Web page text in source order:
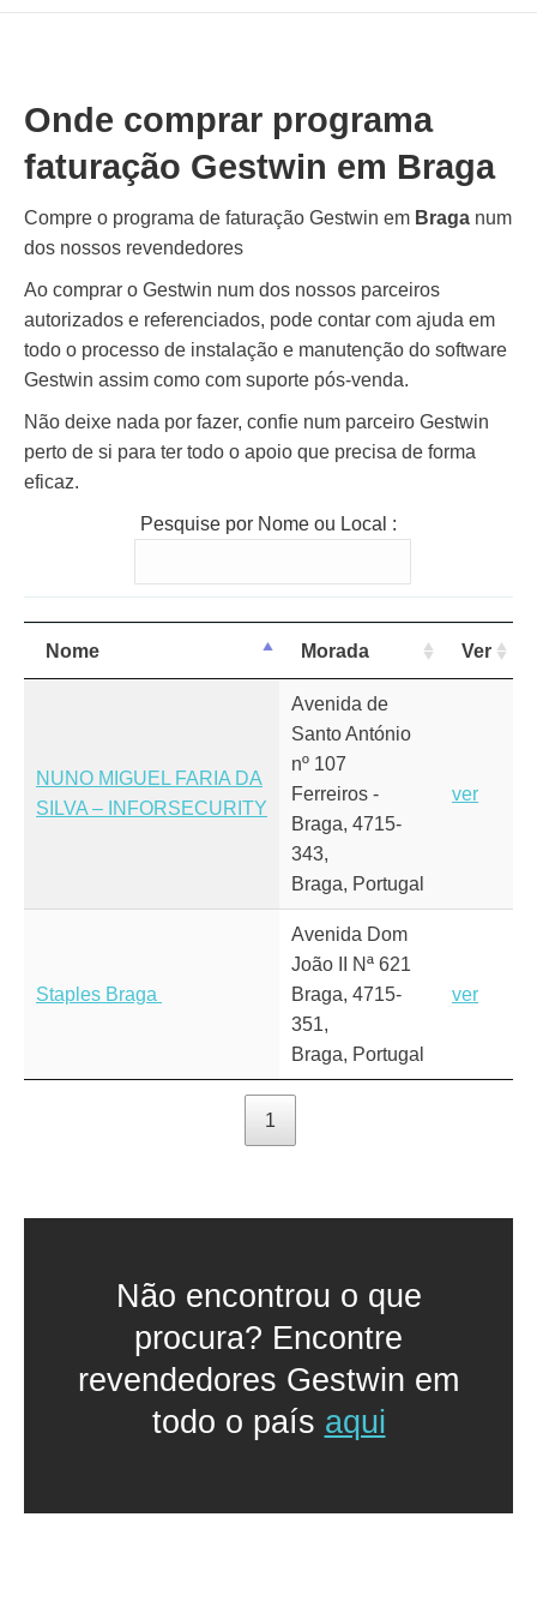
Onde comprar programa
faturação Gestwin em Braga
Compre o programa de faturação Gestwin em Braga num
dos nossos revendedores
Ao comprar o Gestwin num dos nossos parceiros
autorizados e referenciados, pode contar com ajuda em
todo o processo de instalação e manutenção do software
Gestwin assim como com suporte pós-venda.
Não deixe nada por fazer, confie num parceiro Gestwin
perto de si para ter todo o apoio que precisa de forma
eficaz.
Pesquise por Nome ou Local :
Nome Morada Ver
NUNO MIGUEL FARIA DA
SILVA – INFORSECURITY
Avenida de
Santo António
nº 107
Ferreiros -
Braga, 4715-
343,
Braga, Portugal
ver
Staples Braga
Avenida Dom
João II Nª 621
Braga, 4715-
351,
Braga, Portugal
ver
1
Não encontrou o que
procura? Encontre
revendedores Gestwin em
todo o país aqui